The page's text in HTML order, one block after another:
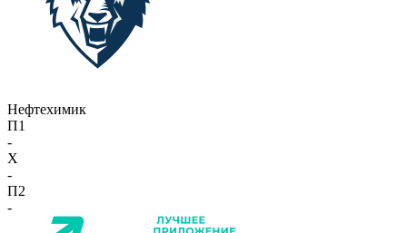
Нефтехимик
П1
-
X
-
П2
-